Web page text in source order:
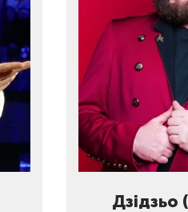
Дзідзьо